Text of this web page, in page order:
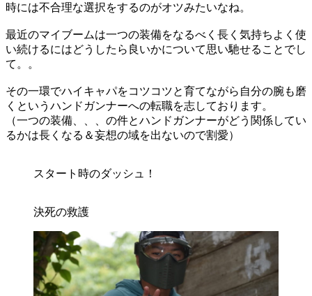
時には不合理な選択をするのがオツみたいなね。
最近のマイブームは一つの装備をなるべく長く気持ちよく使
い続けるにはどうしたら良いかについて思い馳せることでし
て。。
その一環でハイキャパをコツコツと育てながら自分の腕も磨
くというハンドガンナーへの転職を志しております。
（一つの装備、、、の件とハンドガンナーがどう関係してい
るかは長くなる＆妄想の域を出ないので割愛）
スタート時のダッシュ！
決死の救護